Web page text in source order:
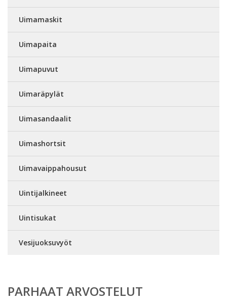
Uimamaskit
Uimapaita
Uimapuvut
Uimaräpylät
Uimasandaalit
Uimashortsit
Uimavaippahousut
Uintijalkineet
Uintisukat
Vesijuoksuvyöt
PARHAAT ARVOSTELUT